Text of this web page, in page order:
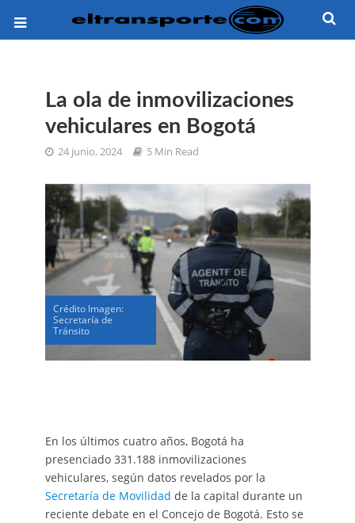
La ola de inmovilizaciones
vehiculares en Bogotá
24 junio, 2024 5 Min Read
Crédito Imagen:
Secretaría de
Tránsito
En los últimos cuatro años, Bogotá ha
presenciado 331.188 inmovilizaciones
vehiculares, según datos revelados por la
Secretaría de Movilidad de la capital durante un
reciente debate en el Concejo de Bogotá. Esto se